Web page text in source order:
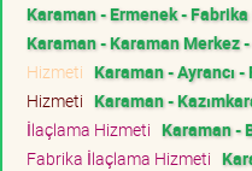
Karaman - Ermenek -
Karaman - Karaman Merkez
Hizmeti Karaman - Ayrancı
Hizmeti Karaman -
İlaçlama Hizmeti Karaman -
Fabrika İlaçlama Hizmeti